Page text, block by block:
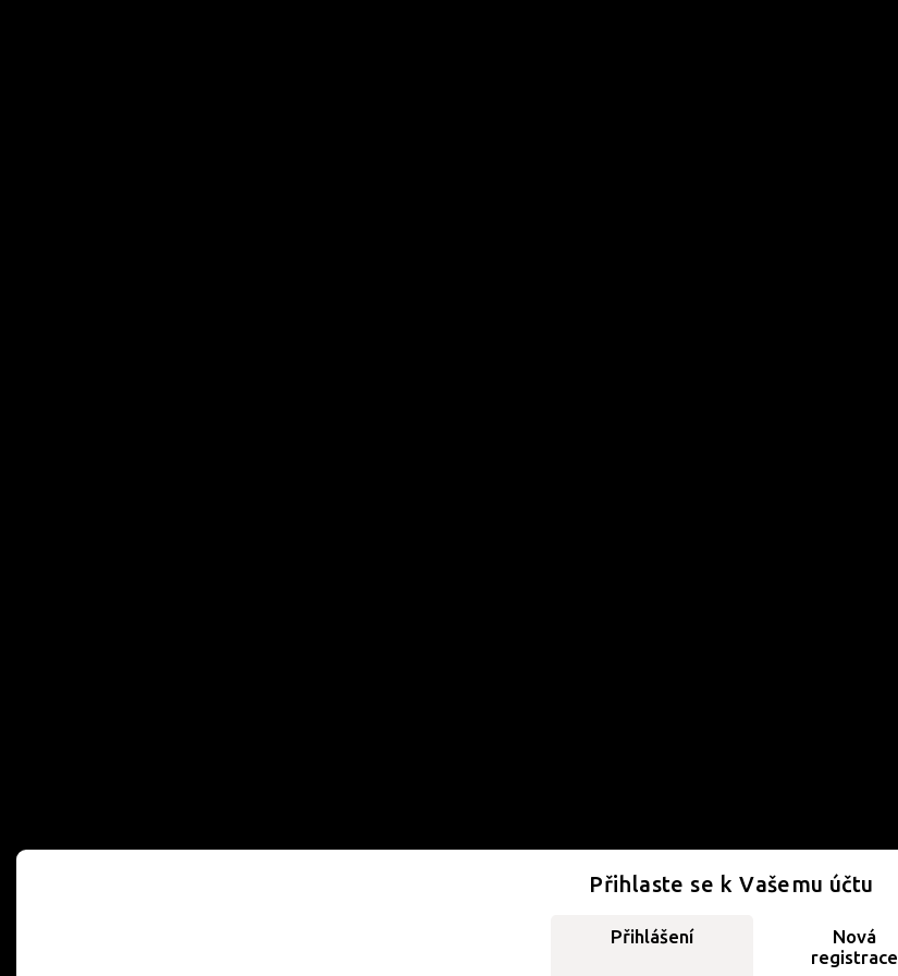
Přihlaste se k Vašemu účtu
Přihlášení
Nová
registrace